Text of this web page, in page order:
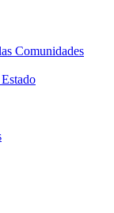
Comunidades